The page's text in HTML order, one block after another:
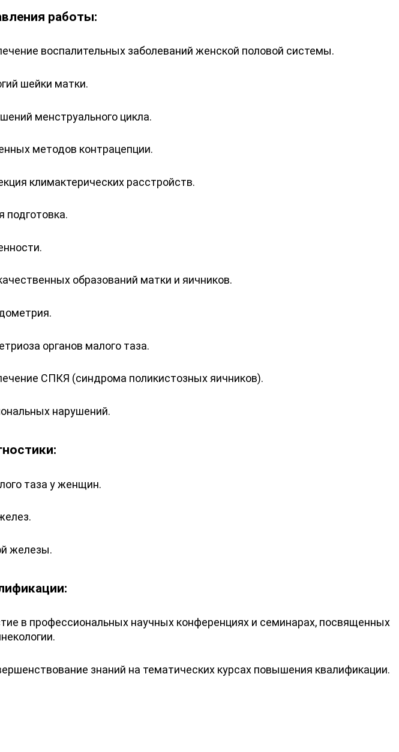
работы:
воспалительных заболеваний женской половой системы.
шейки матки.
менструального цикла.
методов контрацепции.
климактерических расстройств.
подготовка.
образований матки и яичников.
органов малого таза.
СПКЯ (синдрома поликистозных яичников).
нарушений.
таза у женщин.
железы.
в профессиональных научных конференциях и семинарах, посвященных
знаний на тематических курсах повышения квалификации.